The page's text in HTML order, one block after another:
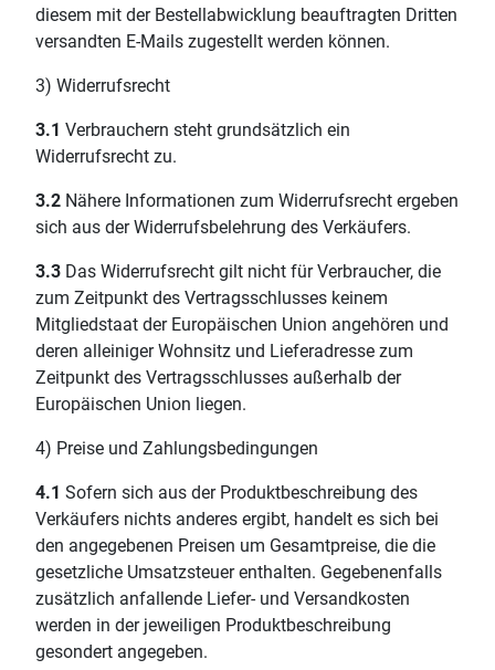
diesem mit der Bestellabwicklung beauftragten Dritten
versandten E-Mails zugestellt werden können.
3) Widerrufsrecht
3.1 Verbrauchern steht grundsätzlich ein
Widerrufsrecht zu.
3.2 Nähere Informationen zum Widerrufsrecht ergeben
sich aus der Widerrufsbelehrung des Verkäufers.
3.3 Das Widerrufsrecht gilt nicht für Verbraucher, die
zum Zeitpunkt des Vertragsschlusses keinem
Mitgliedstaat der Europäischen Union angehören und
deren alleiniger Wohnsitz und Lieferadresse zum
Zeitpunkt des Vertragsschlusses außerhalb der
Europäischen Union liegen.
4) Preise und Zahlungsbedingungen
4.1 Sofern sich aus der Produktbeschreibung des
Verkäufers nichts anderes ergibt, handelt es sich bei
den angegebenen Preisen um Gesamtpreise, die die
gesetzliche Umsatzsteuer enthalten. Gegebenenfalls
zusätzlich anfallende Liefer- und Versandkosten
werden in der jeweiligen Produktbeschreibung
gesondert angegeben.